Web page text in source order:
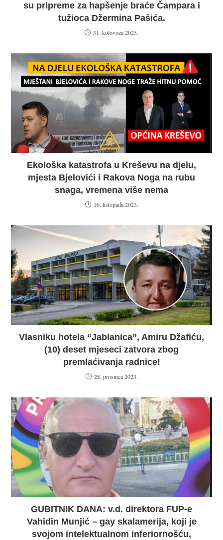
su pripreme za hapšenje braće Čampara i
tužioca Džermina Pašića.
31. kolovoza 2025.
Ekološka katastrofa u Kreševu na djelu,
mjesta Bjelovići i Rakova Noga na rubu
snaga, vremena više nema
16. listopada 2023.
Vlasniku hotela “Jablanica”, Amiru Džafiću,
(10) deset mjeseci zatvora zbog
premlaćivanja radnice!
28. prosinca 2023.
GUBITNIK DANA: v.d. direktora FUP-e
Vahidin Munjić – gay skalamerija, koji je
svojom intelektualnom inferiornošću,